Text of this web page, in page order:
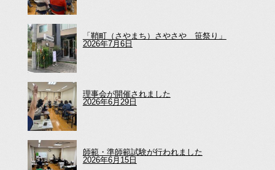
「鞘町（さやまち）さやさや 笹祭り」
2026年7月6日
理事会が開催されました
2026年6月29日
師範・準師範試験が行われました
2026年6月15日